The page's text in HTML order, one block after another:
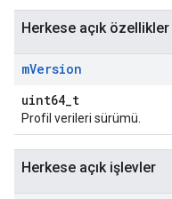
Herkese açık özellikler
mVersion
uint64_t
Profil verileri sürümü.
Herkese açık işlevler